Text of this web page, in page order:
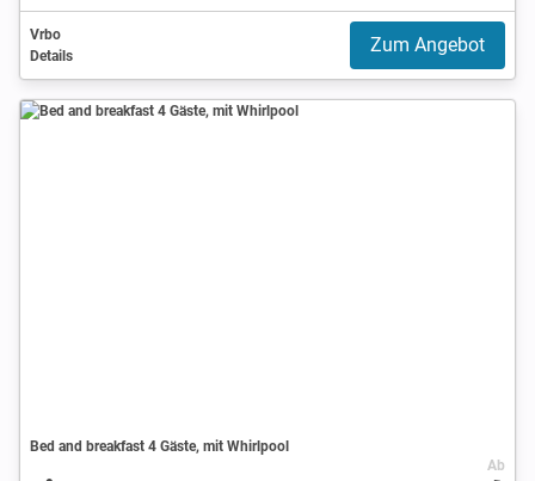
Vrbo
Details
Zum Angebot
Bed and breakfast 4 Gäste, mit Whirlpool
Ab